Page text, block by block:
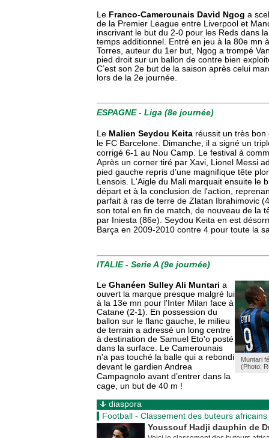
Le Franco-Camerounais David Ngog a
de la Premier League entre Liverpool et
inscrivant le but du 2-0 pour les Reds dans
temps additionnel. Entré en jeu à la 80e mn
Torres, auteur du 1er but, Ngog a trompé
pied droit sur un ballon de contre bien
C’est son 2e but de la saison après celui
lors de la 2e journée.
ESPAGNE - Liga (8e journée)
Le Malien Seydou Keita réussit un très
le FC Barcelone. Dimanche, il a signé un
corrigé 6-1 au Nou Camp. Le festival à
Après un corner tiré par Xavi, Lionel Messi
pied gauche repris d’une magnifique tête
Lensois. L'Aigle du Mali marquait ensuite le
départ et à la conclusion de l'action,
parfait à ras de terre de Zlatan Ibrahimovic
son total en fin de match, de nouveau de la
par Iniesta (86e). Seydou Keita en est
Barça en 2009-2010 contre 4 pour toute la
ITALIE - Serie A (9e journée)
Muntari
(Photo:
Le Ghanéen Sulley Ali Muntari a
ouvert la marque presque malgré lui
à la 13e mn pour l'Inter Milan face à
Catane (2-1). En possession du
ballon sur le flanc gauche, le milieu
de terrain a adressé un long centre
à destination de Samuel Eto'o posté
dans la surface. Le Camerounais
n'a pas touché la balle qui a rebondi
devant le gardien Andrea
Campagnolo avant d’entrer dans la
cage, un but de 40 m !
diaspora
Football - Classement des buteurs africains
Youssouf Hadji dauphin de